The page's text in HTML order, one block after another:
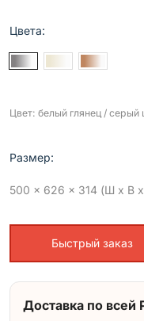
Цвета:
Цвет: белый глянец / серый
Размер:
500 x 626 x 314 (Ш x В
Быстрый заказ
Доставка по всей